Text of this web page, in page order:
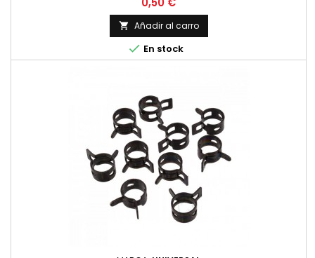
 Añadir al carro
 En stock